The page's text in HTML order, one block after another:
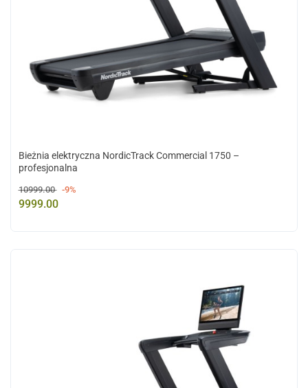
Bieżnia elektryczna NordicTrack Commercial 1750 –
profesjonalna
10999.00 -9%
9999.00